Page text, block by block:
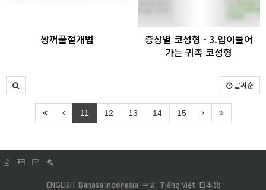
쌍꺼풀절개법
증상별 코성형 - 3.입이들어
가는 귀족 코성형
날짜순
11 12 13 14 15
日本語
Tiếng Việt
中文
Bahasa Indonesia
ENGLISH